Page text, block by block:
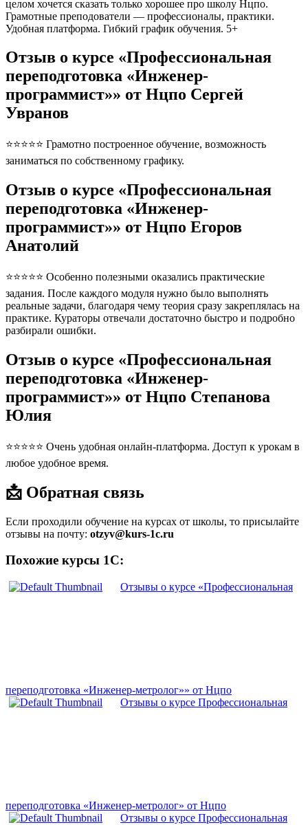
целом хочется сказать только хорошее про школу Нцпо.
Грамотные преподователи — профессионалы, практики.
Удобная платформа. Гибкий график обучения. 5+
Отзыв о курсе «Профессиональная
переподготовка «Инженер-
программист»» от Нцпо Сергей
Увранов
⭐⭐⭐⭐⭐ Грамотно построенное обучение, возможность
заниматься по собственному графику.
Отзыв о курсе «Профессиональная
переподготовка «Инженер-
программист»» от Нцпо Егоров
Анатолий
⭐⭐⭐⭐⭐ Особенно полезными оказались практические
задания. После каждого модуля нужно было выполнять
реальные задачи, благодаря чему теория сразу закреплялась на
практике. Кураторы отвечали достаточно быстро и подробно
разбирали ошибки.
Отзыв о курсе «Профессиональная
переподготовка «Инженер-
программист»» от Нцпо Степанова
Юлия
⭐⭐⭐⭐⭐ Очень удобная онлайн-платформа. Доступ к урокам в
любое удобное время.
📩 Обратная связь
Если проходили обучение на курсах от школы, то присылайте
отзывы на почту: otzyv@kurs-1c.ru
Похожие курсы 1С:
Отзывы о курсе «Профессиональная
переподготовка «Инженер-метролог»» от Нцпо
Отзывы о курсе Профессиональная
переподготовка «Инженер-метролог» от Нцпо
Отзывы о курсе Профессиональная